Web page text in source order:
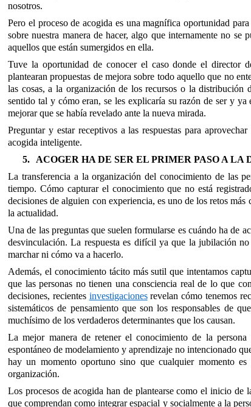
nosotros.
Pero el proceso de acogida es una magnífica oportunidad
sobre nuestra manera de hacer, algo que internamente no
aquellos que están sumergidos en ella.
Tuve la oportunidad de conocer el caso donde el director
plantearan propuestas de mejora sobre todo aquello que no
las cosas, a la organización de los recursos o la distribución
sentido tal y cómo eran, se les explicaría su razón de ser y
mejorar que se había revelado ante la nueva mirada.
Preguntar y estar receptivos a las respuestas para
acogida inteligente.
5.
ACOGER HA DE SER EL PRIMER PASO A LA
La transferencia a la organización del conocimiento de las
tiempo. Cómo capturar el conocimiento que no está
decisiones de alguien con experiencia, es uno de los retos
la actualidad.
Una de las preguntas que suelen formularse es cuándo ha de
desvinculación. La respuesta es difícil ya que la jubilación
marchar ni cómo va a hacerlo.
Además, el conocimiento tácito más sutil que intentamos
que las personas no tienen una consciencia real de lo que
decisiones, recientes investigacionesrevelan cómo tenemos
sistemáticos de pensamiento que son los responsables de
muchísimo de los verdaderos determinantes que los causan.
La mejor manera de retener el conocimiento de la
espontáneo de modelamiento y aprendizaje no intencionado
hay un momento oportuno sino que cualquier momento
organización.
Los procesos de acogida han de plantearse como el inicio de
que comprendan como integrar espacial y socialmente a la